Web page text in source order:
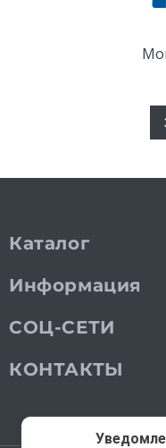
Каталог
Информация
СОЦ-СЕТИ
КОНТАКТЫ